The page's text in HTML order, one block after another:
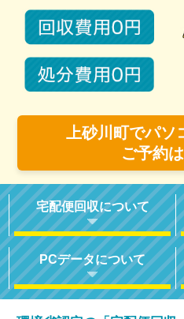
上砂川町でパソ
ご予約
宅配便回収について
PCデータについて